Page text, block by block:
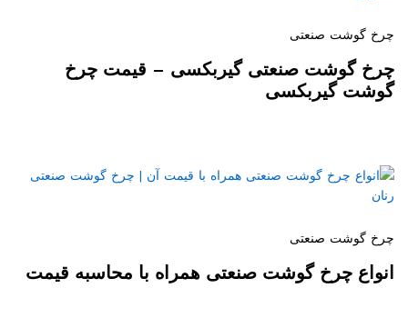
چرخ گوشت صنعتی
چرخ گوشت صنعتی گیربکسی – قیمت چرخ
گوشت گیربکسی
چرخ گوشت صنعتی
انواع چرخ گوشت صنعتی همراه با محاسبه قیمت